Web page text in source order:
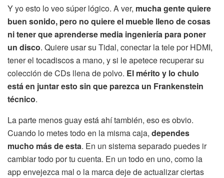
Y yo esto lo veo súper lógico. A ver, mucha gente quiere
buen sonido, pero no quiere el mueble lleno de cosas
ni tener que aprenderse media ingeniería para poner
un disco. Quiere usar su Tidal, conectar la tele por HDMI,
tener el tocadiscos a mano, y si le apetece recuperar su
colección de CDs llena de polvo. El mérito y lo chulo
está en juntar esto sin que parezca un Frankenstein
técnico.
La parte menos guay está ahí también, eso es obvio.
Cuando lo metes todo en la misma caja, dependes
mucho más de esta. En un sistema separado puedes ir
cambiar todo por tu cuenta. En un todo en uno, como la
app envejezca mal o la marca deje de actualizar ciertas